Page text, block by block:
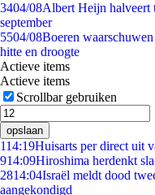
3404/08Albert Heijn halveert
september
5504/08Boeren
hitte en droogte
Actieve items
Actieve items
Scrollbar gebruiken
opslaan
114:19Huisarts per direct uit
914:09Hiroshima herdenkt
2814:04Israël meldt dood
aangekondigd